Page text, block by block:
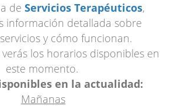
de Servicios Terapéuticos,
información detallada sobre
y cómo funcionan.
los horarios disponibles en
este momento.
en la actualidad:
Mañanas